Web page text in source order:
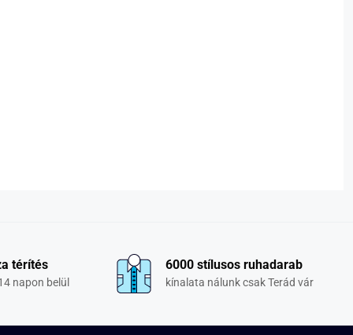
térítés
napon belül
6000 stílusos ruhadarab
kínalata nálunk csak Terád vár